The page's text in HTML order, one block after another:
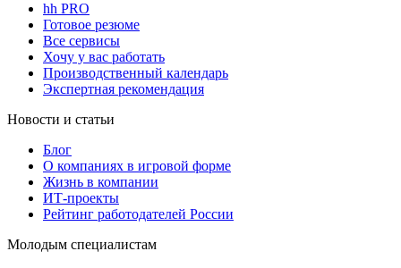
hh PRO
Готовое резюме
Все сервисы
Хочу у вас работать
Производственный календарь
Экспертная рекомендация
Новости и статьи
Блог
О компаниях в игровой форме
Жизнь в компании
ИТ-проекты
Рейтинг работодателей России
Молодым специалистам